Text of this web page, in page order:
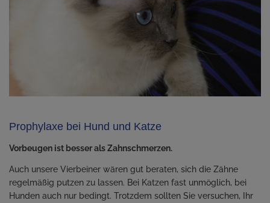
Prophylaxe bei Hund und Katze
Vorbeugen ist besser als Zahnschmerzen.
Auch unsere Vierbeiner wären gut beraten, sich die Zähne
regelmäßig putzen zu lassen. Bei Katzen fast unmöglich, bei
Hunden auch nur bedingt. Trotzdem sollten Sie versuchen, Ihr